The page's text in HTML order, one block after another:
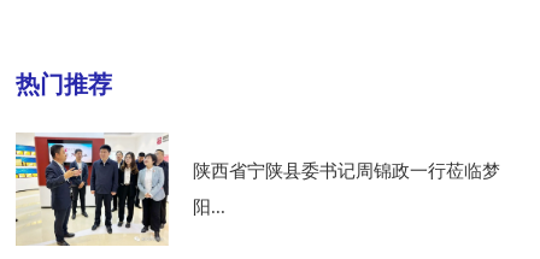
热门推荐
陕西省宁陕县委书记周锦政一行莅临梦
阳...